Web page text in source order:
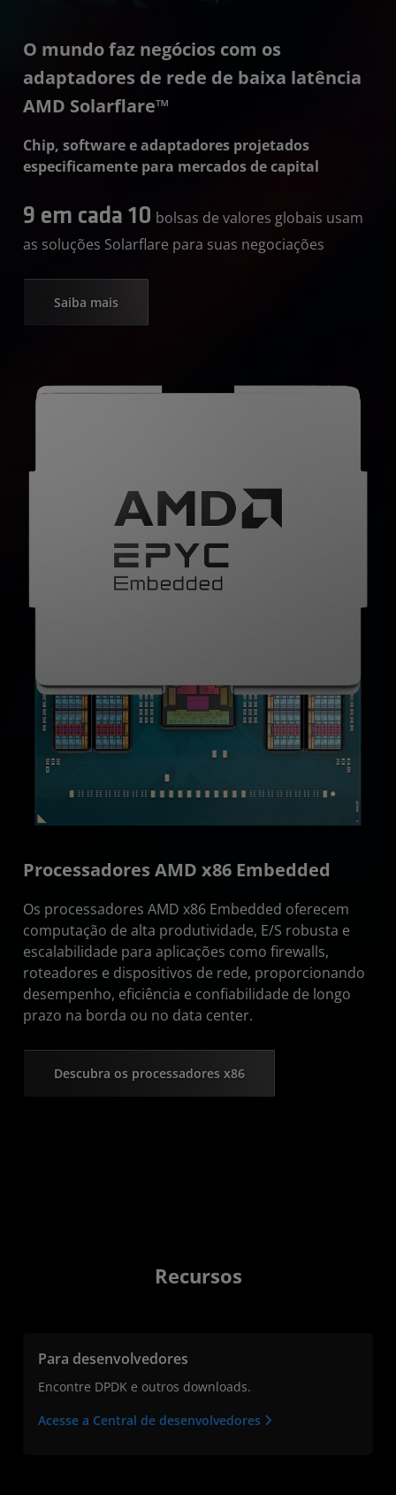
O mundo faz negócios com os
adaptadores de rede de baixa latência
AMD Solarflare™
Chip, software e adaptadores projetados
especificamente para mercados de capital
9 em cada 10 bolsas de valores globais usam
as soluções Solarflare para suas negociações
Saiba mais
Processadores AMD x86 Embedded
Os processadores AMD x86 Embedded oferecem
computação de alta produtividade, E/S robusta e
escalabilidade para aplicações como firewalls,
roteadores e dispositivos de rede, proporcionando
desempenho, eficiência e confiabilidade de longo
prazo na borda ou no data center.
Descubra os processadores x86
Recursos
Para desenvolvedores
Encontre DPDK e outros downloads.
Acesse a Central de desenvolvedores